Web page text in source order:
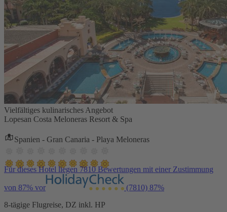
Vielfältiges kulinarisches Angebot
Lopesan Costa Meloneras Resort & Spa
Spanien - Gran Canaria - Playa Meloneras
Für dieses Hotel liegen 7810 Bewertungen mit einer Zustimmung
von 87% vor (7810) 87%
8-tägige Flugreise, DZ inkl. HP